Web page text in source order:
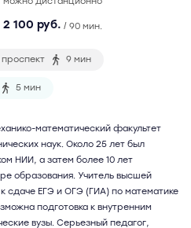
2 100 руб. / 90 мин.
9 мин
5 мин
математический факультет
наук. Около 25 лет был
НИИ, а затем более 10 лет
образования. Учитель высшей
к сдаче ЕГЭ и ОГЭ (ГИА) по математике
подготовка к внутренним
вузы. Серьезный педагог,